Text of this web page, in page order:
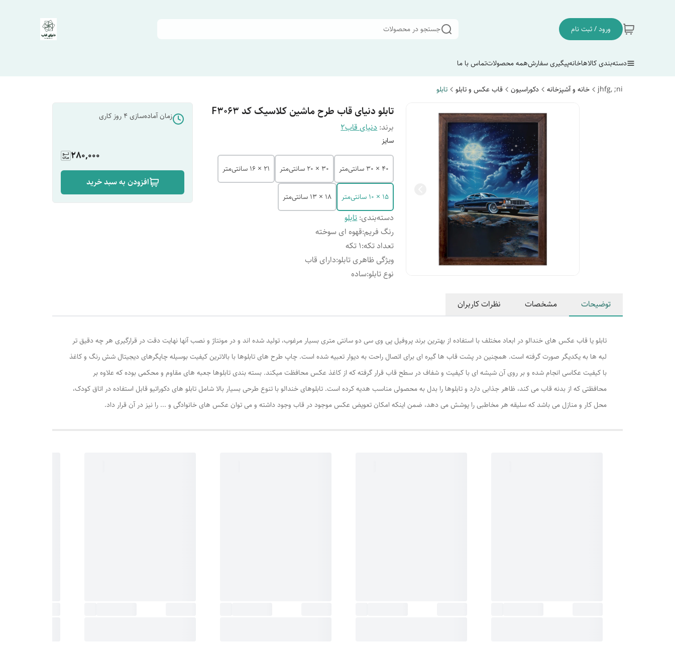
ورود / ثبت نام جستجو در محصولات
دسته‌بندی کالاهاخانهپیگیری سفارشهمه محصولاتتماس با ما
jhfg, ;ni خانه و آشپزخانه دکوراسیون قاب عکس و تابلو تابلو
تابلو دنیای قاب طرح ماشین کلاسیک کد F3063
برند:دنیای قاب2
سایز
40 × 30 سانتی‌متر 30 × 20 سانتی‌متر 21 × 16 سانتی‌متر
15 × 10 سانتی‌متر 18 × 13 سانتی‌متر
دسته‌بندی:تابلو
رنگ فریم:قهوه ای سوخته
تعداد تکه:1 تکه
ویژگی ظاهری تابلو:دارای قاب
نوع تابلو:ساده
زمان آماده‌سازی4 روز کاری
280,000
افزودن به سبد خرید
توضیحات مشخصات نظرات کاربران
تابلو یا قاب عکس های خندالو در ابعاد مختلف با استفاده از بهترین برند پروفیل پی وی سی دو سانتی متری بسیار مرغوب، تولید شده اند و در مونتاژ و نصب آنها نهایت دقت در قرارگیری هر چه دقیق تر
لبه ها به یکدیگر صورت گرفته است. همچنین در پشت قاب ها گیره ای برای اتصال راحت به دیوار تعبیه شده است. چاپ طرح های تابلوها با بالاترین کیفیت بوسیله چاپگرهای دیجیتال شش رنگ و کاغذ
با کیفیت عکاسی انجام شده و بر روی آن شیشه ای با کیفیت و شفاف در سطح قاب قرار گرفته که از کاغذ عکس محافظت میکند. بسته بندی تابلوها جعبه های مقاوم و محکمی بوده که علاوه بر
محافظتی که از بدنه قاب می کند، ظاهر جذابی دارد و تابلوها را بدل به محصولی مناسب هدیه کرده است. تابلوهای خندالو با تنوع طرحی بسیار بالا شامل تابلو های دکوراتیو قابل استفاده در اتاق کودک،
محل کار و منازل می باشد که سلیقه هر مخاطبی را پوشش می دهد، ضمن اینکه امکان تعویض عکس موجود در قاب وجود داشته و می توان عکس های خانوادگی و ... را نیز در آن قرار داد.